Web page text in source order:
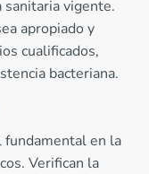
vigente.
apropiado y
cualificados,
bacteriana.
fundamental en la
Verifican la